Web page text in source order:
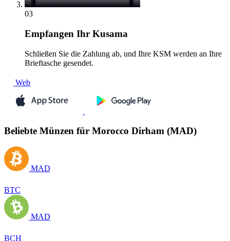
03
Empfangen Ihr Kusama
Schließen Sie die Zahlung ab, und Ihre KSM werden an Ihre
Brieftasche gesendet.
Web
Beliebte Münzen für Morocco Dirham (MAD)
MAD
BTC
MAD
BCH